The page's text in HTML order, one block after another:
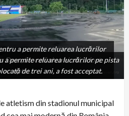
a permite reluarea lucrărilor
Deva, blocată de trei ani, a fost
acceptat.
a permite reluarea lucrărilor pe pista
de trei ani, a fost acceptat.
atletism din stadionul municipal